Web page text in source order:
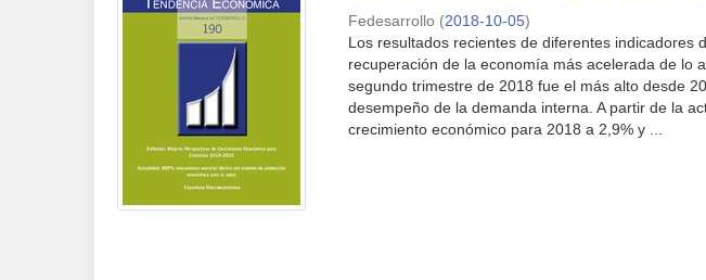
Fedesarrollo (2018-10-05)
Los resultados recientes de diferentes indicadores
recuperación de la economía más acelerada de lo
segundo trimestre de 2018 fue el más alto desde
desempeño de la demanda interna. A partir de la
crecimiento económico para 2018 a 2,9% y ...